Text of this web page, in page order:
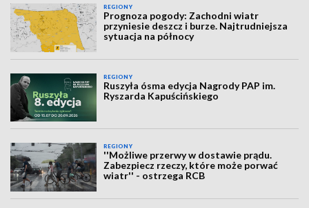
REGIONY
Prognoza pogody: Zachodni wiatr
przyniesie deszcz i burze. Najtrudniejsza
sytuacja na północy
REGIONY
Ruszyła ósma edycja Nagrody PAP im.
Ryszarda Kapuścińskiego
REGIONY
''Możliwe przerwy w dostawie prądu.
Zabezpiecz rzeczy, które może porwać
wiatr'' - ostrzega RCB